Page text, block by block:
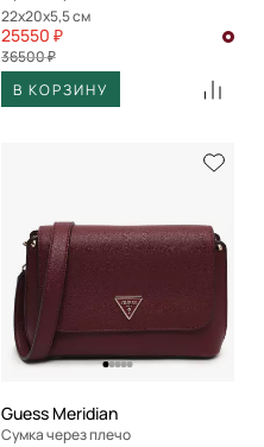
22x20x5,5 см
25550 ₽
36500 ₽
В КОРЗИНУ
Guess Meridian
Сумка через плечо